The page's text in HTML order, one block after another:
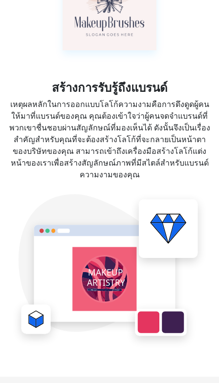
สร้างการรับรู้ถึงแบรนด์
เหตุผลหลักในการออกแบบโลโก้ความงามคือการดึงดูดผู้คน
ให้มาที่แบรนด์ของคุณ คุณต้องเข้าใจว่าผู้คนจดจำแบรนด์ที่
พวกเขาชื่นชอบผ่านสัญลักษณ์ที่มองเห็นได้ ดังนั้นจึงเป็นเรื่อง
สำคัญสำหรับคุณที่จะต้องสร้างโลโก้ที่จะกลายเป็นหน้าตา
ของบริษัทของคุณ สามารถเข้าถึงเครื่องมือสร้างโลโก้แต่ง
หน้าของเราเพื่อสร้างสัญลักษณ์ภาพที่มีสไตล์สำหรับแบรนด์
ความงามของคุณ